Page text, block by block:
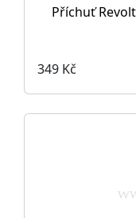
Příchuť
349 Kč